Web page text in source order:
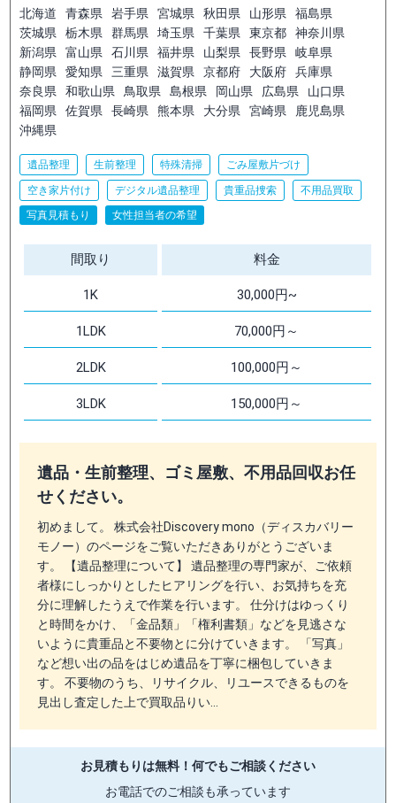
北海道
青森県 岩手県 宮城県 秋田県 山形県
福島県
茨城県
栃木県 群馬県 埼玉県 千葉県 東京都
神奈川県
新潟県
富山県 石川県 福井県 山梨県 長野県
岐阜県
静岡県
愛知県 三重県 滋賀県 京都府 大阪府
兵庫県
奈良県
和歌山県 鳥取県 島根県 岡山県 広島県
山口県
福岡県
佐賀県 長崎県 熊本県 大分県 宮崎県
鹿児島県
沖縄県
遺品整理 生前整理 特殊清掃 ごみ屋敷片づけ
空き家片付け デジタル遺品整理 貴重品捜索
不用品買取
写真見積もり
女性担当者の希望
間取り 料金
1K 30,000円~
1LDK 70,000円～
2LDK 100,000円～
3LDK 150,000円～
遺品・生前整理、ゴミ屋敷、不用品回収お任
せください。
初めまして。 株式会社Discovery mono（ディスカバリー
モノー）のページをご覧いただきありがとうございま
す。 【遺品整理について】 遺品整理の専門家が、ご依頼
者様にしっかりとしたヒアリングを行い、お気持ちを充
分に理解したうえで作業を行います。 仕分けはゆっくり
と時間をかけ、「金品類」「権利書類」などを見逃さな
いように貴重品と不要物とに分けていきます。 「写真」
など想い出の品をはじめ遺品を丁寧に梱包していきま
す。 不要物のうち、リサイクル、リユースできるものを
見出し査定した上で買取品りい…
お見積もりは無料！ 何でもご相談ください
お電話でのご相談も承っています